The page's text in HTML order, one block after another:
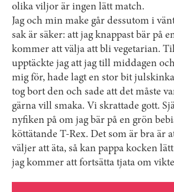
olika viljor är ingen lätt match.
Jag och min make går dessutom i
sak är säker: att jag knappast bär på
kommer att välja att bli vegetarian.
upptäckte jag att jag till middagen
mig för, hade lagt en stor bit
tog bort den och sade att det måste
gärna vill smaka. Vi skrattade gott.
nyfiken på om jag bär på en grön
köttätande T-Rex. Det som är bra är
väljer att äta, så kan pappa kocken
jag kommer att fortsätta tjata om